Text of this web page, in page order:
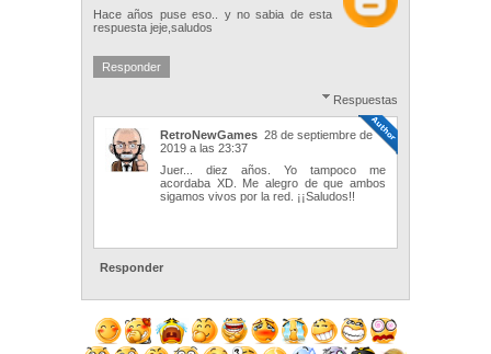
Hace años puse eso.. y no sabia de esta
respuesta jeje,saludos
Responder
Respuestas
RetroNewGames 28 de septiembre de
2019 a las 23:37
Juer... diez años. Yo tampoco me
acordaba XD. Me alegro de que ambos
sigamos vivos por la red. ¡¡Saludos!!
Responder